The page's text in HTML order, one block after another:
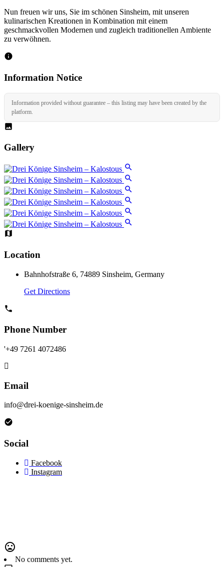
Nun freuen wir uns, Sie im schönen Sinsheim, mit unseren
kulinarischen Kreationen in Kombination mit einem
geschmackvollen Modernen und zugleich traditionellen Ambiente
zu verwöhnen.
Information Notice
Information provided without guarantee – this listing may have been created by the
platform.
Gallery
Location
Bahnhofstraße 6, 74889 Sinsheim, Germany
Get Directions
Phone Number
'+49 7261 4072486
Email
info@drei-koenige-sinsheim.de
Social
Facebook
Instagram
No comments yet.